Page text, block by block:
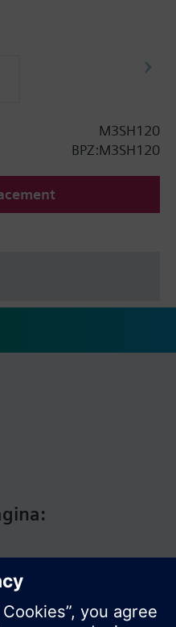
M3SH120
BPZ:M3SH120